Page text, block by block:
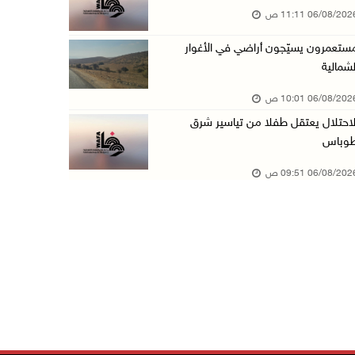
السلطات الإسرائيلية تهدم بناية سكنية في كفر ق ...
06/آب/2026 09:07 ص
الاحتلال يعتقل شابا من دير الغصون ويقتحم بلدا ...
06/آب/2026 08:54 ص
الاحتلال يعتقل 4 مواطنين من محافظة نابلس
08/2026 11:11 ص
يسيّجون أراضي في الأغوار
08/2026 10:01 ص
يعتقل طفلا من تياسير شرق
08/2026 09:51 ص